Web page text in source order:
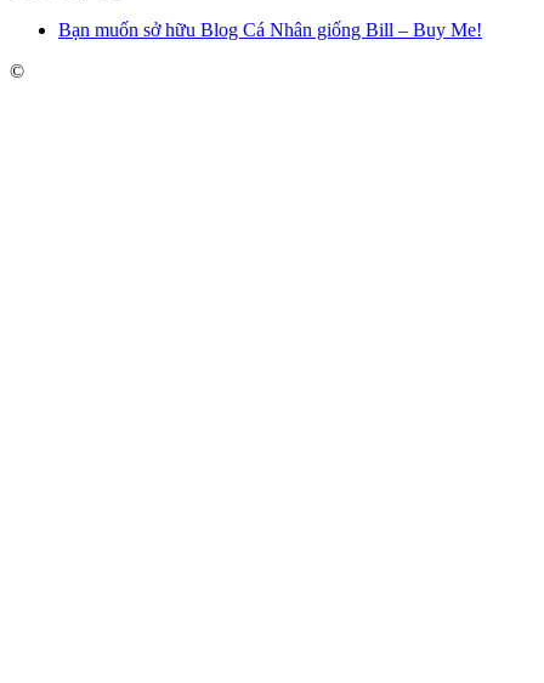
Bạn muốn sở hữu Blog Cá Nhân giống Bill – Buy Me!
©